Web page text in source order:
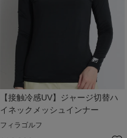
【接触冷感UV】ジャージ切替ハ
イネックメッシュインナー
フィラゴルフ